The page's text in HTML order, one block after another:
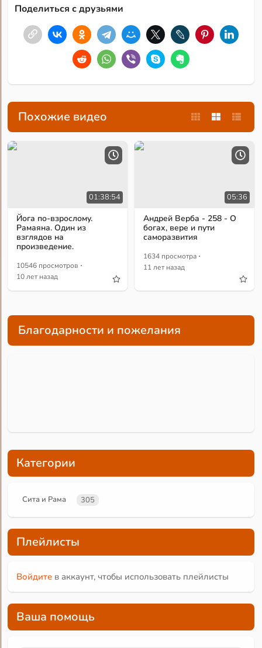
Поделиться с друзьями
Похожие видео
01:38:54
Йога по-взрослому.
Рамаяна. Один из
взглядов на
произведение.
10546 просмотров ·
10 лет назад
05:36
Андрей Верба - 258 - О
богах, вере и пути
саморазвития
1634 просмотра ·
11 лет назад
Благодарности и пожелания
Категории
Сита и Рама 305
Плейлисты
Войдите в аккаунт, чтобы использовать плейлисты
Ваша помощь